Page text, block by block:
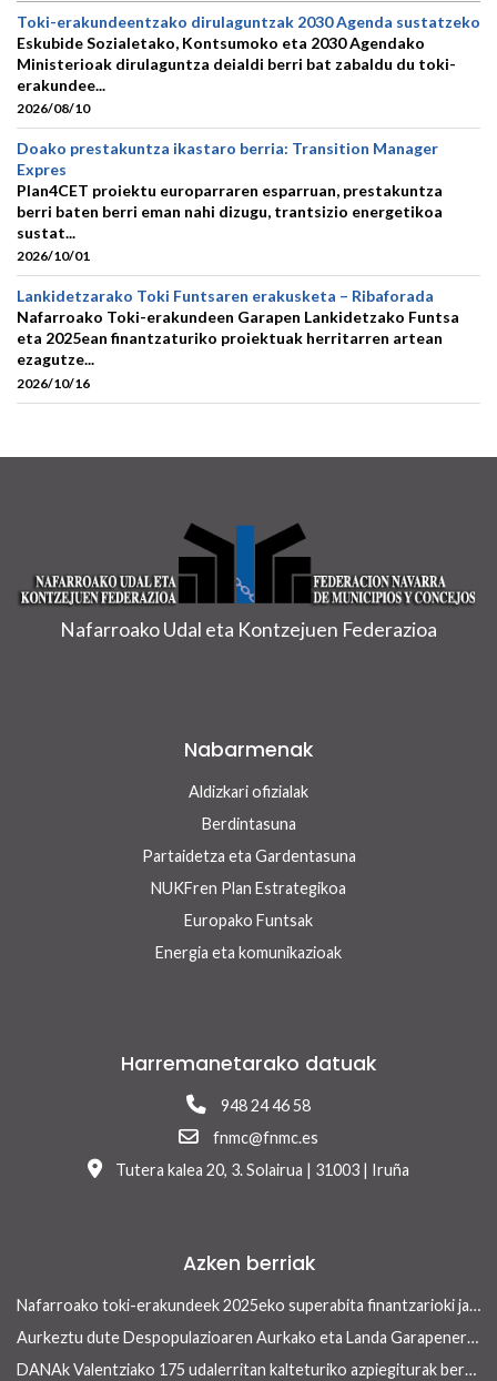
Toki-erakundeentzako dirulaguntzak 2030 Agenda sustatzeko
Eskubide Sozialetako, Kontsumoko eta 2030 Agendako
Ministerioak dirulaguntza deialdi berri bat zabaldu du toki-
erakundee...
2026/08/10
Doako prestakuntza ikastaro berria: Transition Manager
Expres
Plan4CET proiektu europarraren esparruan, prestakuntza
berri baten berri eman nahi dizugu, trantsizio energetikoa
sustat...
2026/10/01
Lankidetzarako Toki Funtsaren erakusketa – Ribaforada
Nafarroako Toki-erakundeen Garapen Lankidetzako Funtsa
eta 2025ean finantzaturiko proiektuak herritarren artean
ezagutze...
2026/10/16
Nafarroako Udal eta Kontzejuen Federazioa
Nabarmenak
Aldizkari ofizialak
Berdintasuna
Partaidetza eta Gardentasuna
NUKFren Plan Estrategikoa
Europako Funtsak
Energia eta komunikazioak
Harremanetarako datuak
948 24 46 58
fnmc@fnmc.es
Tutera kalea 20, 3. Solairua | 31003 | Iruña
Azken berriak
Nafarroako toki-erakundeek 2025eko superabita finantzarioki jasangarriak diren inbertsioak egiteko erabili ahalko dute 13/2026 Errege lege-dekretua onetsi ondoren
Aurkeztu dute Despopulazioaren Aurkako eta Landa Garapenerako Foru Legearen aurreproiektua
DANAk Valentziako 175 udalerritan kalteturiko azpiegiturak berreraikitzen parte-hartuko dute Nafarroako toki-erakundeek